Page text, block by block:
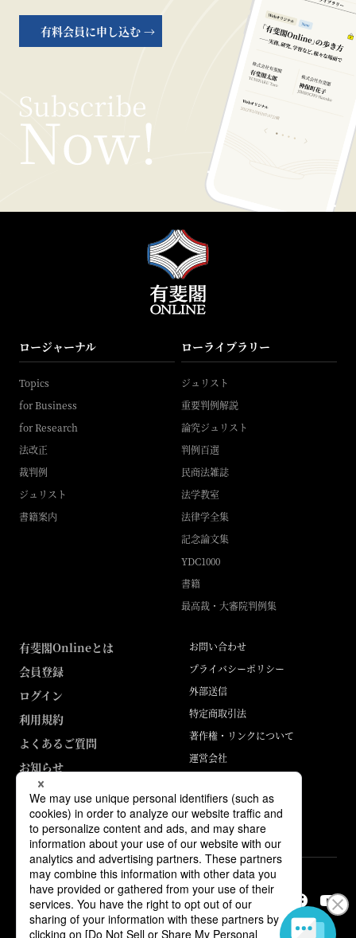
有料会員に申し込む →
ロージャーナル
Topics
for Business
for Research
法改正
裁判例
ジュリスト
書籍案内
ローライブラリー
ジュリスト
重要判例解説
論究ジュリスト
判例百選
民商法雑誌
法学教室
法律学全集
記念論文集
YDC1000
書籍
最高裁・大審院判例集
有斐閣Onlineとは
会員登録
ログイン
利用規約
よくあるご質問
お知らせ
お問い合わせ
プライバシーポリシー
外部送信
特定商取引法
著作権・リンクについて
運営会社